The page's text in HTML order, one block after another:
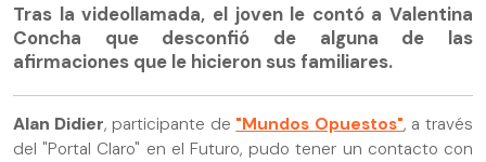
Tras la videollamada, el joven le contó a Valentina
Concha que desconfió de alguna de las
afirmaciones que le hicieron sus familiares.
Alan Didier, participante de "Mundos Opuestos", a través
del "Portal Claro" en el Futuro, pudo tener un contacto con